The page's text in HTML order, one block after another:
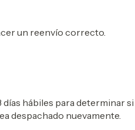
un reenvío correcto.
días hábiles para determinar
despachado nuevamente.